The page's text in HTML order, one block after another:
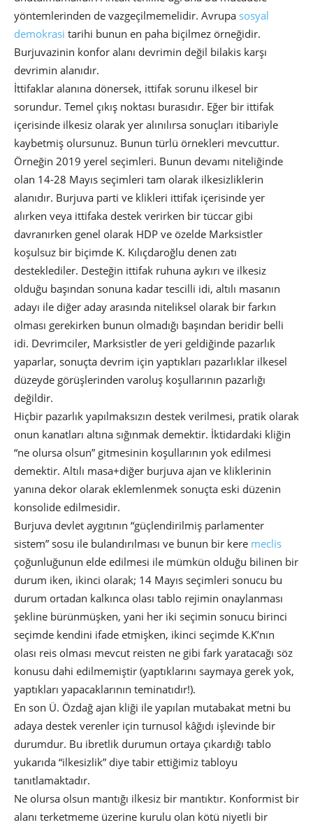
yöntemlerinden de vazgeçilmemelidir. Avrupa sosyal
demokrasi tarihi bunun en paha biçilmez örneğidir.
Burjuvazinin konfor alanı devrimin değil bilakis karşı
devrimin alanıdır.
İttifaklar alanına dönersek, ittifak sorunu ilkesel bir
sorundur. Temel çıkış noktası burasıdır. Eğer bir ittifak
içerisinde ilkesiz olarak yer alınılırsa sonuçları itibariyle
kaybetmiş olursunuz. Bunun türlü örnekleri mevcuttur.
Örneğin 2019 yerel seçimleri. Bunun devamı niteliğinde
olan 14-28 Mayıs seçimleri tam olarak ilkesizliklerin
alanıdır. Burjuva parti ve klikleri ittifak içerisinde yer
alırken veya ittifaka destek verirken bir tüccar gibi
davranırken genel olarak HDP ve özelde Marksistler
koşulsuz bir biçimde K. Kılıçdaroğlu denen zatı
desteklediler. Desteğin ittifak ruhuna aykırı ve ilkesiz
olduğu başından sonuna kadar tescilli idi, altılı masanın
adayı ile diğer aday arasında niteliksel olarak bir farkın
olması gerekirken bunun olmadığı başından beridir belli
idi. Devrimciler, Marksistler de yeri geldiğinde pazarlık
yaparlar, sonuçta devrim için yaptıkları pazarlıklar ilkesel
düzeyde görüşlerinden varoluş koşullarının pazarlığı
değildir.
Hiçbir pazarlık yapılmaksızın destek verilmesi, pratik olarak
onun kanatları altına sığınmak demektir. İktidardaki kliğin
“ne olursa olsun” gitmesinin koşullarının yok edilmesi
demektir. Altılı masa+diğer burjuva ajan ve kliklerinin
yanına dekor olarak eklemlenmek sonuçta eski düzenin
konsolide edilmesidir.
Burjuva devlet aygıtının “güçlendirilmiş parlamenter
sistem” sosu ile bulandırılması ve bunun bir kere meclis
çoğunluğunun elde edilmesi ile mümkün olduğu bilinen bir
durum iken, ikinci olarak; 14 Mayıs seçimleri sonucu bu
durum ortadan kalkınca olası tablo rejimin onaylanması
şekline bürünmüşken, yani her iki seçimin sonucu birinci
seçimde kendini ifade etmişken, ikinci seçimde K.K’nın
olası reis olması mevcut reisten ne gibi fark yaratacağı söz
konusu dahi edilmemiştir (yaptıklarını saymaya gerek yok,
yaptıkları yapacaklarının teminatıdır!).
En son Ü. Özdağ ajan kliği ile yapılan mutabakat metni bu
adaya destek verenler için turnusol kâğıdı işlevinde bir
durumdur. Bu ibretlik durumun ortaya çıkardığı tablo
yukarıda “ilkesizlik” diye tabir ettiğimiz tabloyu
tanıtlamaktadır.
Ne olursa olsun mantığı ilkesiz bir mantıktır. Konformist bir
alanı terketmeme üzerine kurulu olan kötü niyetli bir